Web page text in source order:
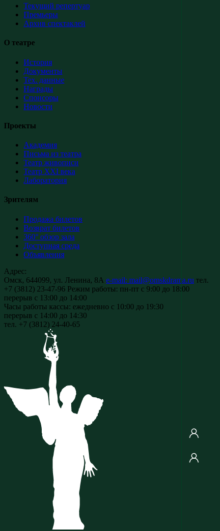
Текущий репертуар
Премьеры
Архив спектаклей
О театре
История
Документы
Тех. данные
Награды
Спонсоры
Новости
Проекты
Академия
Письма из театра
Театр живописи
Театр XXI века
Лаборатория
Зрителям
Продажа билетов
Возврат билетов
360° обзор зала
Доступная среда
Объявления
Адрес:
Омск, 644099, ул. Ленина, 8А e-mail: mail@omskdrama.ru тел.
+7 (3812) 23-47-96 Режим работы: пн-пт с 9:00 до 18:00
перерыв с 13:00 до 14:00
Часы работы кассы: ежедневно с 10:00 до 19:30
перерыв с 14:00 до 14:30
тел. +7 (3812) 24-40-65